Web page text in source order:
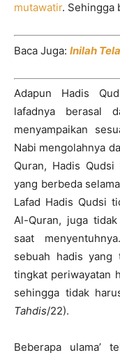
mutawatir. Sehingga
Baca Juga: Inilah
Adapun Hadis
lafadnya berasal
menyampaikan
Nabi mengolahnya
Quran, Hadis
yang berbeda
Lafad Hadis Qudsi
Al-Quran, juga
saat
sebuah hadis yang
tingkat periwayatan
sehingga tidak
Tahdis/22).
Beberapa ulama’